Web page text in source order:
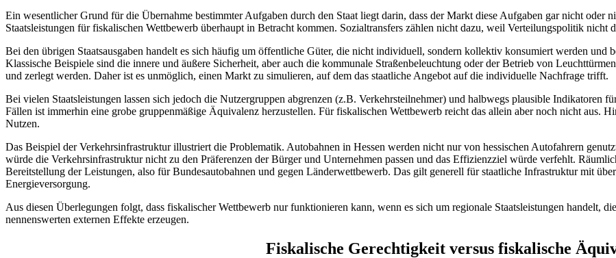
Ein wesentlicher Grund für die Übernahme bestimmter Aufgaben durch den Staat liegt darin, dass der Markt diese Aufgaben gar nicht oder
Staatsleistungen für fiskalischen Wettbewerb überhaupt in Betracht kommen. Sozialtransfers zählen nicht dazu, weil Verteilungspolitik
Bei den übrigen Staatsausgaben handelt es sich häufig um öffentliche Güter, die nicht individuell, sondern kollektiv konsumiert werden und
Klassische Beispiele sind die innere und äußere Sicherheit, aber auch die kommunale Straßenbeleuchtung oder der Betrieb von
und zerlegt werden. Daher ist es unmöglich, einen Markt zu simulieren, auf dem das staatliche Angebot auf die individuelle Nachfrage trifft.
Bei vielen Staatsleistungen lassen sich jedoch die Nutzergruppen abgrenzen (z.B. Verkehrsteilnehmer) und halbwegs plausible Indikatoren
Fällen ist immerhin eine grobe gruppenmäßige Äquivalenz herzustellen. Für fiskalischen Wettbewerb reicht das allein aber noch nicht aus.
Nutzen.
Das Beispiel der Verkehrsinfrastruktur illustriert die Problematik. Autobahnen in Hessen werden nicht nur von hessischen Autofahrern
würde die Verkehrsinfrastruktur nicht zu den Präferenzen der Bürger und Unternehmen passen und das Effizienzziel würde verfehlt.
Bereitstellung der Leistungen, also für Bundesautobahnen und gegen Länderwettbewerb. Das gilt generell für staatliche Infrastruktur mit
Energieversorgung.
Aus diesen Überlegungen folgt, dass fiskalischer Wettbewerb nur funktionieren kann, wenn es sich um regionale Staatsleistungen handelt,
nennenswerten externen Effekte erzeugen.
Fiskalische Gerechtigkeit versus fiskalische